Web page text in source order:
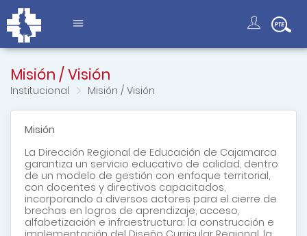
Misión / Visión
Institucional Misión / Visión
Misión
La Dirección Regional de Educación de Cajamarca
garantiza un servicio educativo de calidad, dentro
de un modelo de gestión con enfoque territorial,
con docentes y directivos capacitados,
incorporando a diversos actores para el cierre de
brechas en logros de aprendizaje, acceso,
alfabetización e infraestructura; la construcción e